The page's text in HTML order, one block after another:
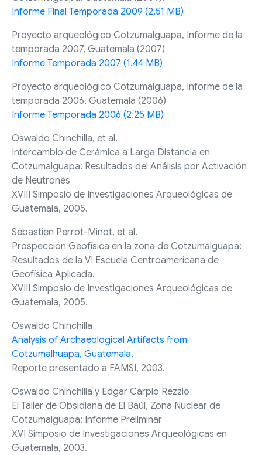
Informe Final Temporada 2009 (2.51 MB)
Proyecto arqueológico Cotzumalguapa, Informe de la
temporada 2007, Guatemala (2007)
Informe Temporada 2007 (1.44 MB)
Proyecto arqueológico Cotzumalguapa, Informe de la
temporada 2006, Guatemala (2006)
Informe Temporada 2006 (2.25 MB)
Oswaldo Chinchilla, et al.
Intercambio de Cerámica a Larga Distancia en
Cotzumalguapa: Resultados del Análisis por Activación
de Neutrones
XVIII Simposio de Investigaciones Arqueológicas de
Guatemala, 2005.
Sébastien Perrot-Minot, et al.
Prospección Geofísica en la zona de Cotzumalguapa:
Resultados de la VI Escuela Centroamericana de
Geofísica Aplicada.
XVIII Simposio de Investigaciones Arqueológicas de
Guatemala, 2005.
Oswaldo Chinchilla
Analysis of Archaeological Artifacts from
Cotzumalhuapa, Guatemala.
Reporte presentado a FAMSI, 2003.
Oswaldo Chinchilla y Edgar Carpio Rezzio
El Taller de Obsidiana de El Baúl, Zona Nuclear de
Cotzumalguapa: Informe Preliminar
XVI Simposio de Investigaciones Arqueológicas en
Guatemala, 2003.